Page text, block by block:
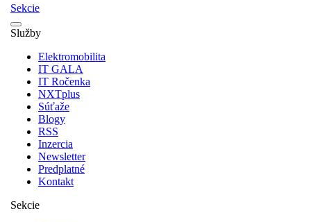
Sekcie
Služby
Elektromobilita
IT GALA
IT Ročenka
NXTplus
Súťaže
Blogy
RSS
Inzercia
Newsletter
Predplatné
Kontakt
Sekcie